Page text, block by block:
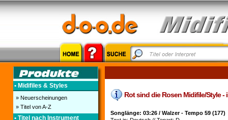
• Midifiles & Styles
» Neuerscheinungen
» Titel von A-Z
• Titel nach Instrument
Rot sind die Rosen Midifile/Style
Songlänge: 03:26 / Walzer - Tempo 59 (177)